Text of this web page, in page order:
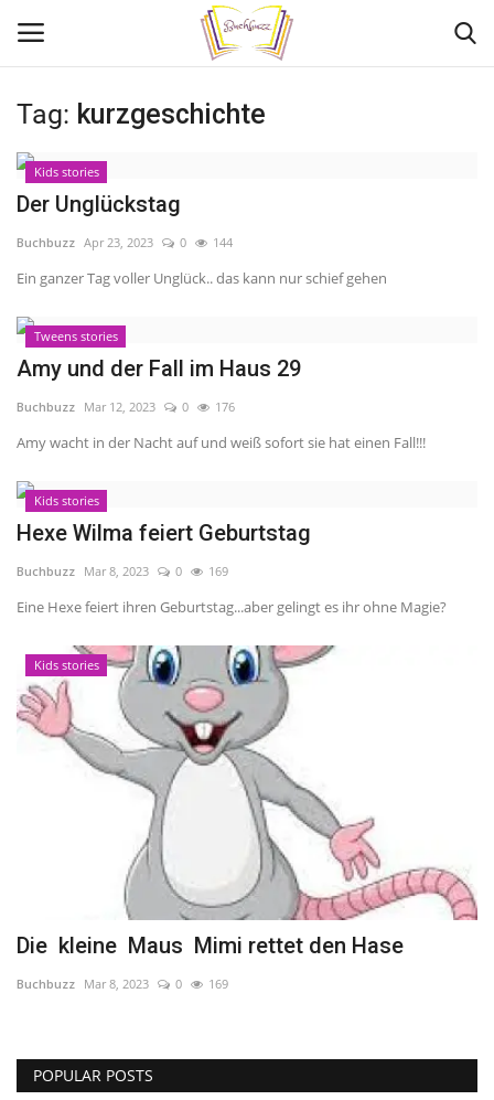
Login Register
Home
Contact
Young Adult Book reviews
Kids Book reviews
My stories
About Me
Tag: kurzgeschichte
Kids stories
Der Unglückstag
Buchbuzz Apr 23, 2023 0 144
Ein ganzer Tag voller Unglück.. das kann nur schief gehen
Tweens stories
Amy und der Fall im Haus 29
Buchbuzz Mar 12, 2023 0 176
Amy wacht in der Nacht auf und weiß sofort sie hat einen Fall!!!
Kids stories
Hexe Wilma feiert Geburtstag
Buchbuzz Mar 8, 2023 0 169
Eine Hexe feiert ihren Geburtstag...aber gelingt es ihr ohne Magie?
Kids stories
Die kleine Maus Mimi rettet den Hase
Buchbuzz Mar 8, 2023 0 169
POPULAR POSTS